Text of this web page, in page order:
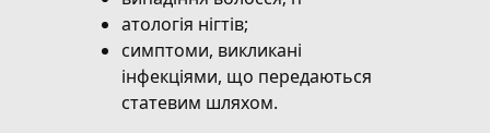
атологія нігтів;
симптоми, викликані
інфекціями, що передаються
статевим шляхом.